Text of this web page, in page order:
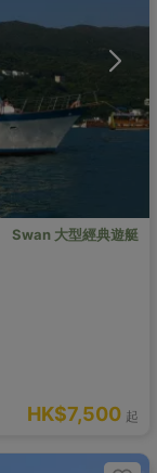
Swan 大型經典遊艇
HK$7,500 起